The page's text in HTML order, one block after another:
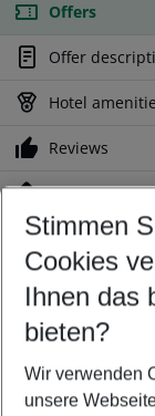
Offers
Offer
Hotel
Reviews
Location
Customize your
Find the perfect
Your
Any airport
Select your
09/08/26–
Stimmen
Cookies
Ihnen das
bieten?
Wir verwenden
unsere